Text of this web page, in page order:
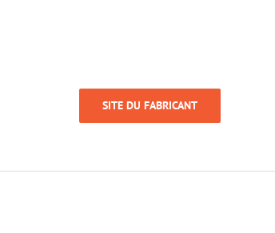
SITE DU FABRICANT